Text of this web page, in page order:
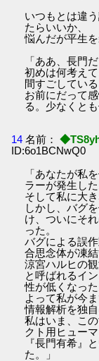
いつもとは違
たらいいか、
悩んだが平生
「ああ、長門
初めは何考え
間すごしてい
お前にだって
る。少なくと
14 名前：
ID:6o1BCNwQ0
「あなたが私
ラーが発生した
そして私に大
しかし、バグ
け、ついにそ
った。
バグによる誤
合思念体が凍
涼宮ハルヒの
と呼ばれるイ
性が低くなった
よって私が今
情報解析を独
私はいま、こ
クト用ヒュー
『長門有希』
た。」